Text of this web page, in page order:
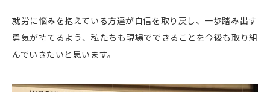
就労に悩みを抱えている方達が自信を取り戻し、一歩踏み出す
勇気が持てるよう、私たちも現場でできることを今後も取り組
んでいきたいと思います。